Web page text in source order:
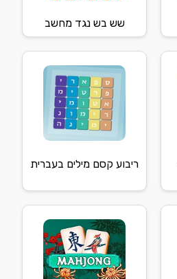
שש בש נגד מחשב
ריבוע קסם מילים בעברית